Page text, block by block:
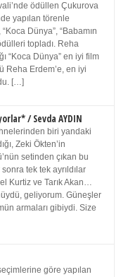
ödüllen Çukurova
yapılan törenle
Dünya”, “Babamın
topladı. Reha
“Koca Dünya” en iyi film
Reha Erdem’e, en iyi
[…]
/ Sevda AYDIN
biri yandaki
Zeki Ökten’in
setinden çıkan bu
tek tek ayrıldılar
Kurtiz ve Tarık Akan…
geliyorum. Güneşler
armaları gibiydi. Size
göre yapılan